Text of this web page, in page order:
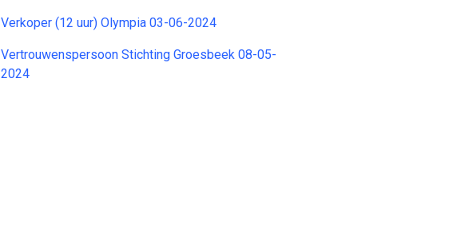
Verkoper (12 uur) Olympia 03-06-2024
Vertrouwenspersoon Stichting Groesbeek 08-05-
2024